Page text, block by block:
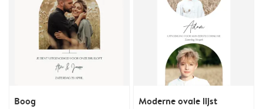
Boog Moderne ovale lijst